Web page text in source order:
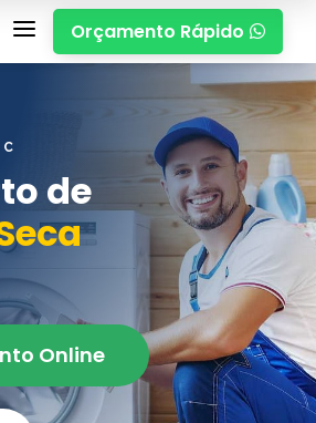
a Orçamento Rápido 
de
Online